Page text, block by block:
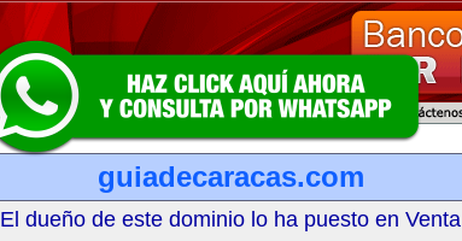
guiadecaracas.com
El dueño de este dominio lo ha puesto en Venta